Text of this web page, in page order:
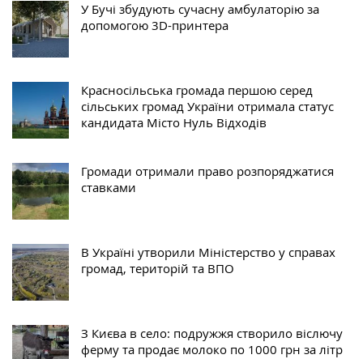
У Бучі збудують сучасну амбулаторію за
допомогою 3D-принтера
Красносільська громада першою серед
сільських громад України отримала статус
кандидата Місто Нуль Відходів
Громади отримали право розпоряджатися
ставками
В Україні утворили Міністерство у справах
громад, територій та ВПО
З Києва в село: подружжя створило віслючу
ферму та продає молоко по 1000 грн за літр